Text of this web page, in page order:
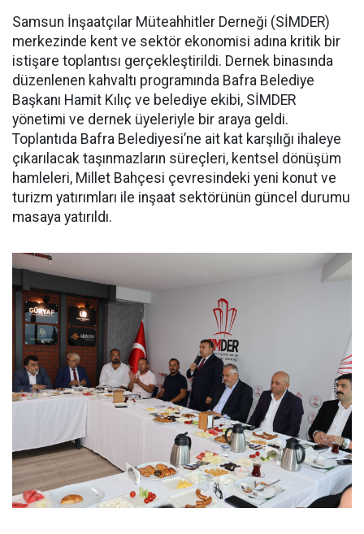
Samsun İnşaatçılar Müteahhitler Derneği (SİMDER)
merkezinde kent ve sektör ekonomisi adına kritik bir
istişare toplantısı gerçekleştirildi. Dernek binasında
düzenlenen kahvaltı programında Bafra Belediye
Başkanı Hamit Kılıç ve belediye ekibi, SİMDER
yönetimi ve dernek üyeleriyle bir araya geldi.
Toplantıda Bafra Belediyesi’ne ait kat karşılığı ihaleye
çıkarılacak taşınmazların süreçleri, kentsel dönüşüm
hamleleri, Millet Bahçesi çevresindeki yeni konut ve
turizm yatırımları ile inşaat sektörünün güncel durumu
masaya yatırıldı.